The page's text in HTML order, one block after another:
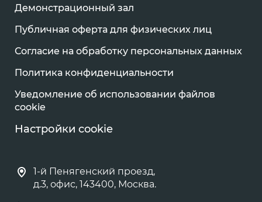
Демонстрационный зал
Публичная оферта для физических лиц
Согласие на обработку персональных данных
Политика конфиденциальности
Уведомление об использовании файлов
cookie
Настройки cookie
1-й Пенягенский проезд,
д.3, офис, 143400, Москва.